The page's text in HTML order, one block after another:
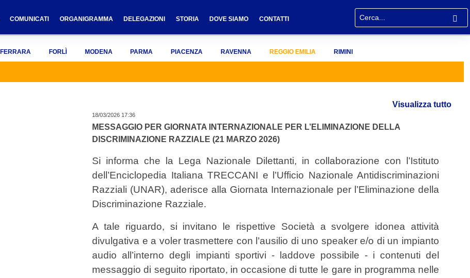
COMUNICATI ORGANIGRAMMA DELEGAZIONI STORIA DOVE SIAMO CONTATTI
FERRARA FORLÌ MODENA PARMA PIACENZA RAVENNA REGGIO EMILIA RIMINI
Visualizza tutto
18/03/2026 17:36
MESSAGGIO PER GIORNATA INTERNAZIONALE PER L’ELIMINAZIONE DELLA
DISCRIMINAZIONE RAZZIALE (21 MARZO 2026)
Si informa che la Lega Nazionale Dilettanti, in collaborazione con l’Istituto
dell’Enciclopedia Italiana TRECCANI e l’Ufficio Nazionale Antidiscriminazioni
Razziali (UNAR), aderisce alla Giornata Internazionale per l’Eliminazione della
Discriminazione Razziale.
A tale riguardo, si invitano le rispettive Società a svolgere idonea attività
divulgativa e a voler trasmettere con l’ausilio di uno speaker e/o di un impianto
audio all’interno degli impianti sportivi - laddove possibile - i contenuti del
messaggio di seguito riportato, in occasione di tutte le gare in programma nelle